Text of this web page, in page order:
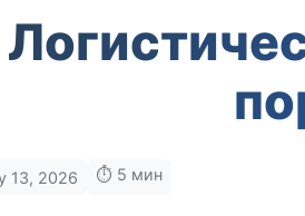
13, 2026 ⏱️ 5 мин